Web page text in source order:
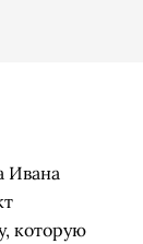
Ивана
которую